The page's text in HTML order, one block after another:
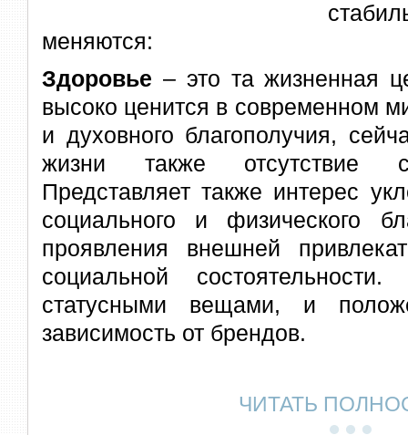
меняются:
Здоровье – это та жизненная
высоко ценится в современном
и духовного благополучия,
жизни также отсутствие
Представляет также интерес
социального и физического
проявления внешней
социальной
статусными вещами, и
зависимость от брендов.
ЧИТАТЬ